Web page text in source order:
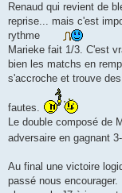
Renaud qui revient de
reprise... mais c'est
rythme
Marieke fait 1/3. C'est
bien les matchs en
s'accroche et trouve
fautes.
Le double composé de
adversaire en gagnant
Au final une victoire
passé nous